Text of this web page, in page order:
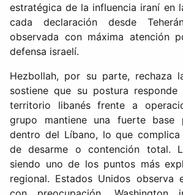
estratégica de la influencia iraní en
cada declaración desde
observada con máxima atención
defensa israelí.
Hezbollah, por su parte, rechaza
sostiene que su postura
territorio libanés frente a
grupo mantiene una fuerte
dentro del Líbano, lo que
de desarme o contención total.
siendo uno de los puntos más
regional. Estados Unidos observa